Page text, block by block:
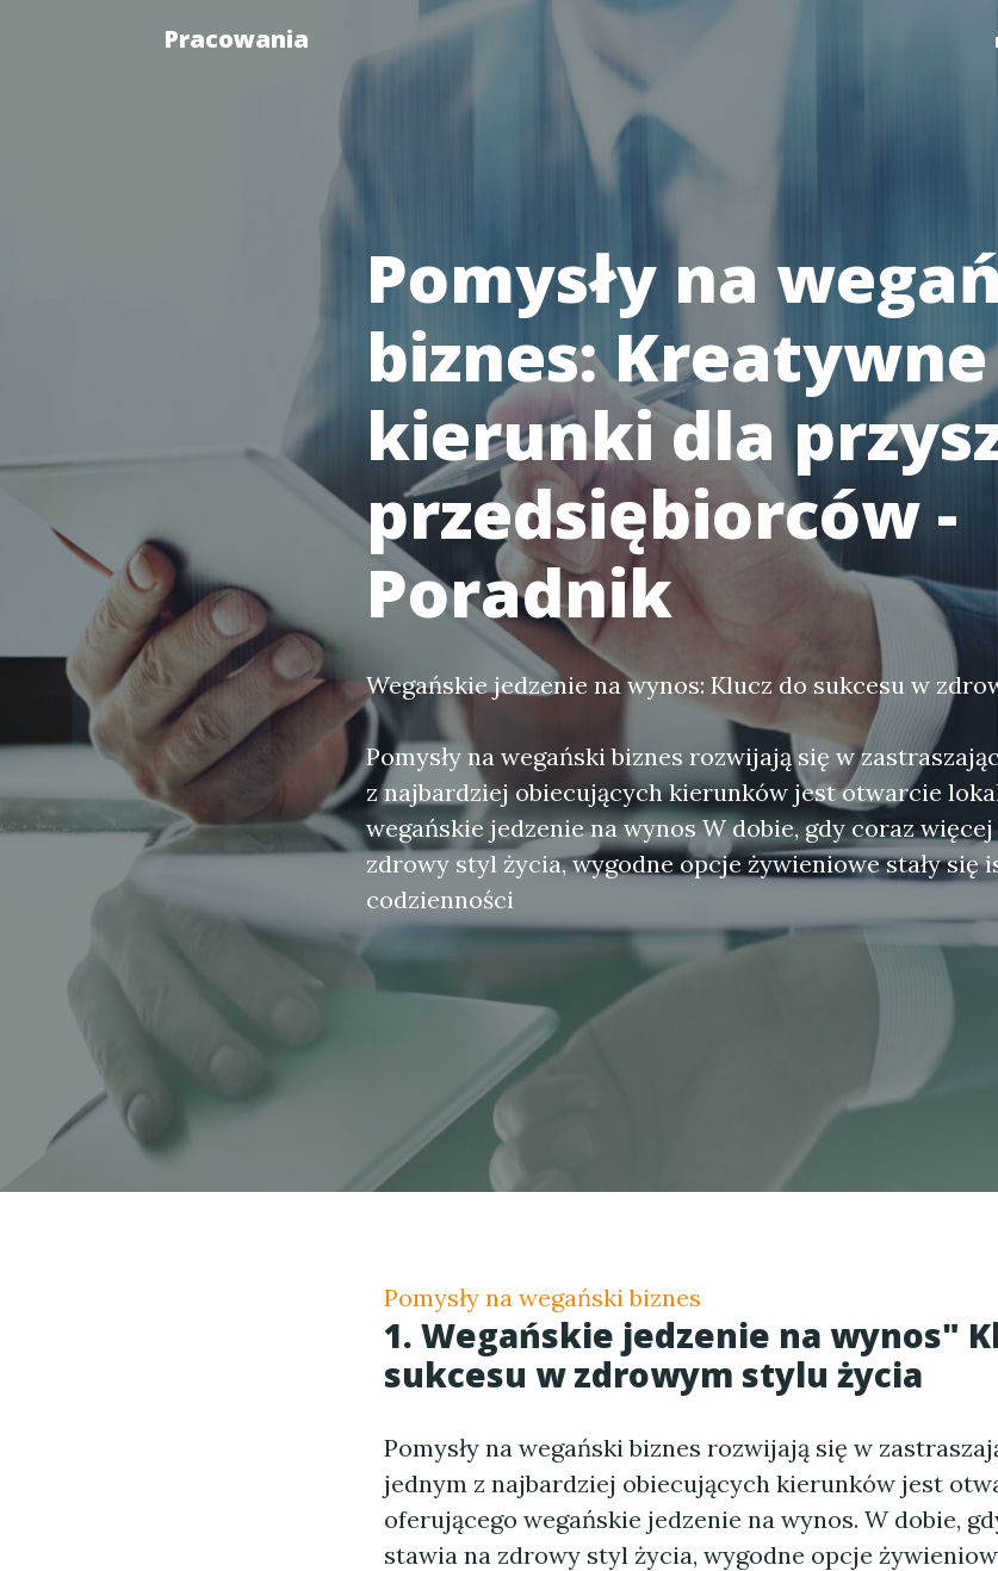
Pracowania
Pomysły na
biznes: Kreatywne
kierunki dla
przedsiębiorców -
Poradnik
Wegańskie jedzenie na wynos: Klucz do sukcesu w
Pomysły na wegański biznes rozwijają się w
z najbardziej obiecujących kierunków jest otwarcie
wegańskie jedzenie na wynos W dobie, gdy coraz
zdrowy styl życia, wygodne opcje żywieniowe stały się
codzienności
Pomysły na wegański biznes
1. Wegańskie jedzenie na wynos"
sukcesu w zdrowym stylu życia
Pomysły na wegański biznes rozwijają się w
jednym z najbardziej obiecujących kierunków jest
oferującego wegańskie jedzenie na wynos. W dobie,
stawia na zdrowy styl życia, wygodne opcje